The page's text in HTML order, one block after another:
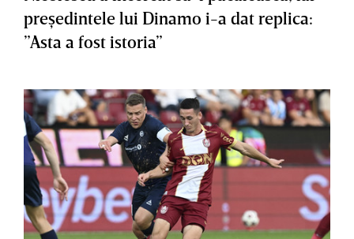
preşedintele lui Dinamo i-a dat replica:
”Asta a fost istoria”